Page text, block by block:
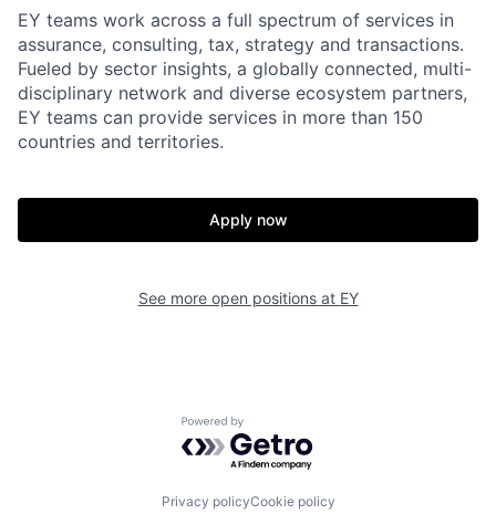
EY teams work across a full spectrum of services in
assurance, consulting, tax, strategy and transactions.
Fueled by sector insights, a globally connected, multi-
disciplinary network and diverse ecosystem partners,
EY teams can provide services in more than 150
countries and territories.
Apply now
See more open positions at EY
Powered by Getro.com
Privacy policyCookie policy